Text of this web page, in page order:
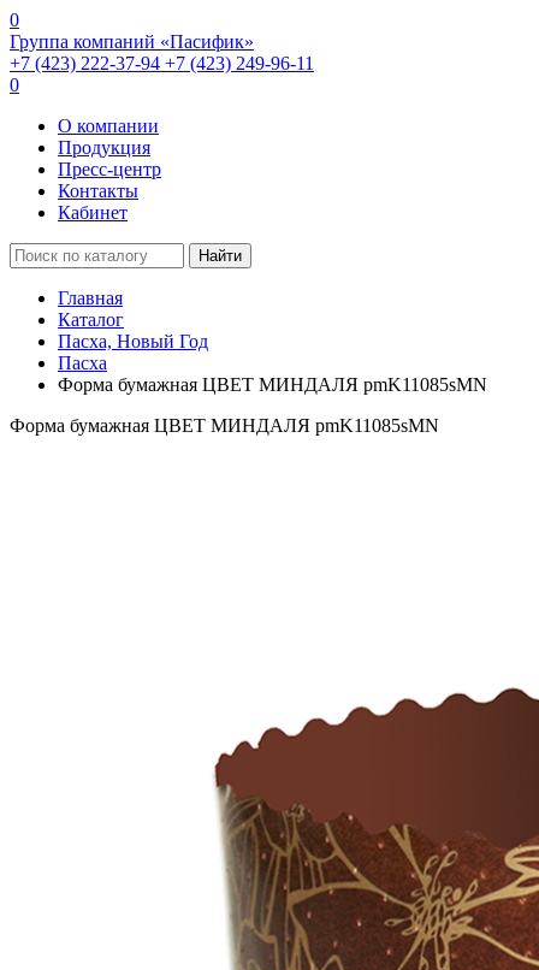
0
Группа компаний «Пасифик»
+7 (423) 222-37-94 +7 (423) 249-96-11
0
О компании
Продукция
Пресс-центр
Контакты
Кабинет
Найти
Главная
Каталог
Пасха, Новый Год
Пасха
Форма бумажная ЦВЕТ МИНДАЛЯ pmK11085sMN
Форма бумажная ЦВЕТ МИНДАЛЯ pmK11085sMN